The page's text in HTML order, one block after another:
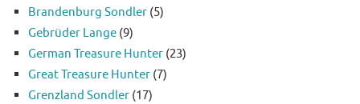
Brandenburg Sondler (5)
Gebrüder Lange (9)
German Treasure Hunter (23)
Great Treasure Hunter (7)
Grenzland Sondler (17)